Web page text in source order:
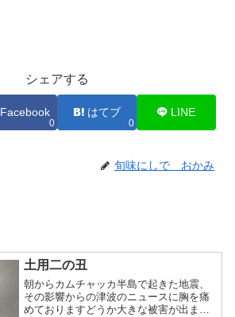
シェアする
Facebook
0
はてブ
0
LINE
旬味にしで おかみ
土用二の丑
朝からカムチャッカ半島で起きた地震、
その影響からの津波のニュースに胸を痛
めておりますどうか大きな被害が出ませ